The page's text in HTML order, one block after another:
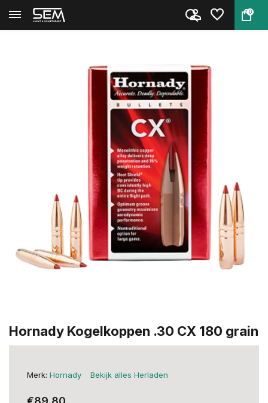
0
Terug Home Hornady Kogelkoppen .30 CX 180...
Hornady Kogelkoppen .30 CX 180 grain
Merk: Hornady Bekijk alles Herladen